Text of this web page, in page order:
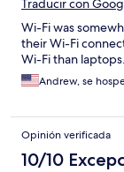
Traducir con
Wi-Fi was
their Wi-Fi
Wi-Fi than laptops.
Andrew, se
Opinión verificada
10/10